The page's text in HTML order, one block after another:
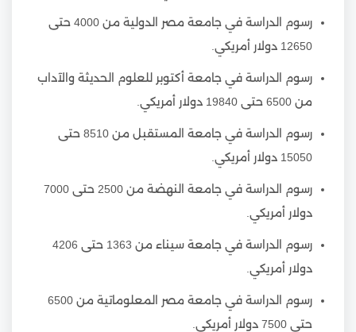
رسوم الدراسة في جامعة مصر الدولية من 4000 حتى
12650 دولار أمريكي.
رسوم الدراسة في جامعة أكتوبر للعلوم الحديثة والآداب
من 6500 حتى 19840 دولار أمريكي.
رسوم الدراسة في جامعة المستقبل من 8510 حتى
15050 دولار أمريكي.
رسوم الدراسة في جامعة النهضة من 2500 حتى 7000
دولار أمريكي.
رسوم الدراسة في جامعة سيناء من 1363 حتى 4206
دولار أمريكي.
رسوم الدراسة في جامعة مصر المعلوماتية من 6500
حتى 7500 دولار أمريكي.